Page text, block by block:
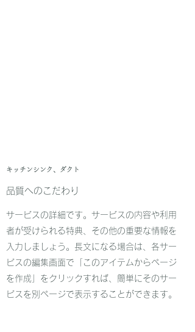
​​キッチンシンク、ダクト
品質へのこだわり
サービスの詳細です。サービスの内容や利用
者が受けられる特典、その他の重要な情報を
入力しましょう。長文になる場合は、各サー
ビスの編集画面で「このアイテムからページ
を作成」をクリックすれば、簡単にそのサー
ビスを別ページで表示することができます。